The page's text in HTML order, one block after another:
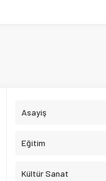
Asayiş
Eğitim
Kültür Sanat